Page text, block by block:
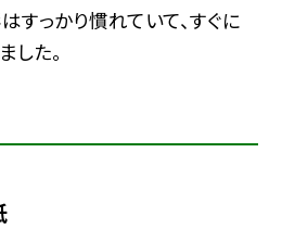
すっかり慣れていて、すぐに
した。